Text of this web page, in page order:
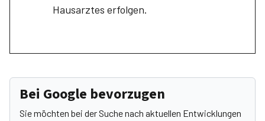
Hausarztes erfolgen.
Bei Google bevorzugen
Sie möchten bei der Suche nach aktuellen Entwicklungen